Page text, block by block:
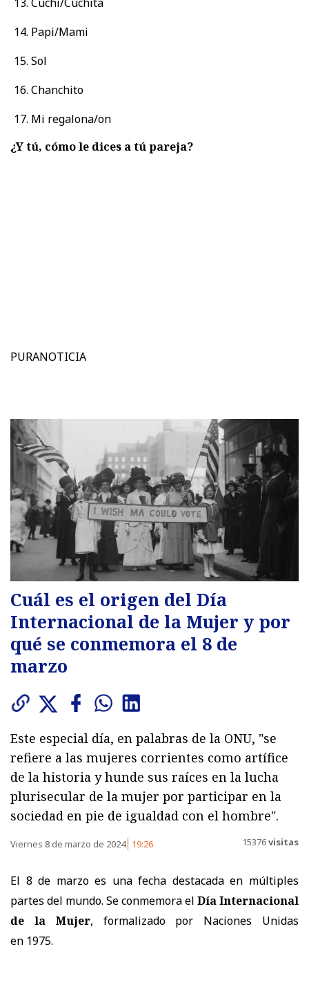
Papi/Mami
Sol
Chanchito
Mi regalona/on
¿Y tú, cómo le dices a tú pareja?
PURANOTICIA
Cuál es el origen del Día
Internacional de la Mujer y por
qué se conmemora el 8 de
marzo
Este especial día, en palabras de la ONU, "se
refiere a las mujeres corrientes como artífice
de la historia y hunde sus raíces en la lucha
plurisecular de la mujer por participar en la
sociedad en pie de igualdad con el hombre".
Viernes 8 de marzo de 2024 19:26 15376visitas
El 8 de marzo es una fecha destacada en múltiples
partes del mundo. Se conmemora el Día Internacional
de la Mujer, formalizado por Naciones Unidas
en 1975.